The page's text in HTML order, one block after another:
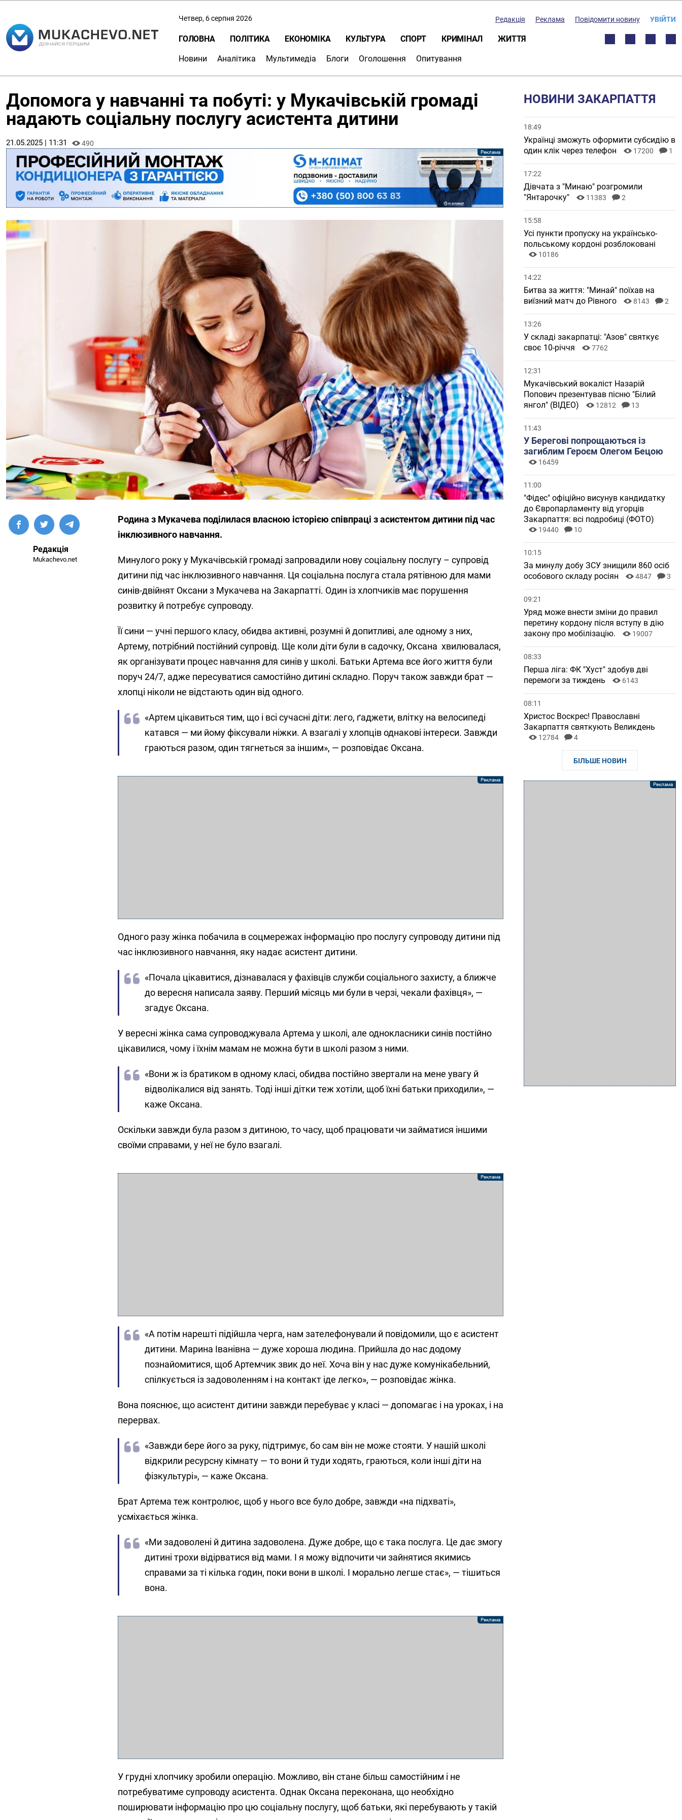
Четвер, 6 серпня 2026 Редакція Реклама Повідомити новину УВІЙТИ
ГОЛОВНА ПОЛІТИКА ЕКОНОМІКА КУЛЬТУРА СПОРТ КРИМІНАЛ ЖИТТЯ
Новини Аналітика Мультимедіа Блоги Оголошення Опитування
Допомога у навчанні та побуті: у Мукачівській громаді
надають соціальну послугу асистента дитини
21.05.2025 | 11:31 490
Редакція
Mukachevo.net
Родина з Мукачева поділилася власною історією співпраці з асистентом дитини під час
інклюзивного навчання.
Минулого року у Мукачівській громаді запровадили нову соціальну послугу – супровід
дитини під час інклюзивного навчання. Ця соціальна послуга стала рятівною для мами
синів-двійнят Оксани з Мукачева на Закарпатті. Один із хлопчиків має порушення
розвитку й потребує супроводу.
Її сини — учні першого класу, обидва активні, розумні й допитливі, але одному з них,
Артему, потрібний постійний супровід. Ще коли діти були в садочку, Оксана хвилювалася,
як організувати процес навчання для синів у школі. Батьки Артема все його життя були
поруч 24/7, адже пересуватися самостійно дитині складно. Поруч також завжди брат —
хлопці ніколи не відстають один від одного.
«Артем цікавиться тим, що і всі сучасні діти: лего, ґаджети, влітку на велосипеді
катався — ми йому фіксували ніжки. А взагалі у хлопців однакові інтереси. Завжди
граються разом, один тягнеться за іншим», — розповідає Оксана.
Одного разу жінка побачила в соцмережах інформацію про послугу супроводу дитини під
час інклюзивного навчання, яку надає асистент дитини.
«Почала цікавитися, дізнавалася у фахівців служби соціального захисту, а ближче
до вересня написала заяву. Перший місяць ми були в черзі, чекали фахівця», —
згадує Оксана.
У вересні жінка сама супроводжувала Артема у школі, але однокласники синів постійно
цікавилися, чому і їхнім мамам не можна бути в школі разом з ними.
«Вони ж із братиком в одному класі, обидва постійно звертали на мене увагу й
відволікалися від занять. Тоді інші дітки теж хотіли, щоб їхні батьки приходили», —
каже Оксана.
Оскільки завжди була разом з дитиною, то часу, щоб працювати чи займатися іншими
своїми справами, у неї не було взагалі.
«А потім нарешті підійшла черга, нам зателефонували й повідомили, що є асистент
дитини. Марина Іванівна — дуже хороша людина. Прийшла до нас додому
познайомитися, щоб Артемчик звик до неї. Хоча він у нас дуже комунікабельний,
спілкується із задоволенням і на контакт іде легко», — розповідає жінка.
Вона пояснює, що асистент дитини завжди перебуває у класі — допомагає і на уроках, і на
перервах.
«Завжди бере його за руку, підтримує, бо сам він не може стояти. У нашій школі
відкрили ресурсну кімнату — то вони й туди ходять, граються, коли інші діти на
фізкультурі», — каже Оксана.
Брат Артема теж контролює, щоб у нього все було добре, завжди «на підхваті»,
усміхається жінка.
«Ми задоволені й дитина задоволена. Дуже добре, що є така послуга. Це дає змогу
дитині трохи відірватися від мами. І я можу відпочити чи зайнятися якимись
справами за ті кілька годин, поки вони в школі. І морально легше стає», — тішиться
вона.
У грудні хлопчику зробили операцію. Можливо, він стане більш самостійним і не
потребуватиме супроводу асистента. Однак Оксана переконана, що необхідно
поширювати інформацію про цю соціальну послугу, щоб батьки, які перебувають у такій
НОВИНИ ЗАКАРПАТТЯ
18:49
Українці зможуть оформити субсидію в
один клік через телефон
17200 1
17:22
Дівчата з "Минаю" розгромили
"Янтарочку"
11383 2
15:58
Усі пункти пропуску на українсько-
польському кордоні розблоковані
10186
14:22
Битва за життя: "Минай" поїхав на
виїзний матч до Рівного
8143 2
13:26
У складі закарпатці: "Азов" святкує
своє 10-річчя
7762
12:31
Мукачівський вокаліст Назарій
Попович презентував пісню "Білий
янгол" (ВІДЕО)
12812 13
11:43
У Берегові попрощаються із
загиблим Героєм Олегом Бецою
16459
11:00
"Фідес" офіційно висунув кандидатку
до Європарламенту від угорців
Закарпаття: всі подробиці (ФОТО)
19440 10
10:15
За минулу добу ЗСУ знищили 860 осіб
особового складу росіян
4847 3
09:21
Уряд може внести зміни до правил
перетину кордону після вступу в дію
закону про мобілізацію.
19007
08:33
Перша ліга: ФК "Хуст" здобув дві
перемоги за тиждень
6143
08:11
Христос Воскрес! Православні
Закарпаття святкують Великдень
12784 4
БІЛЬШЕ НОВИН